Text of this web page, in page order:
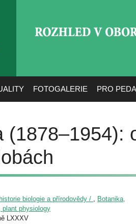
FOTOGALERIE PRO
(1878–1954):
biologie a přírodovědy / , Botanika,
physiology
LXXXV